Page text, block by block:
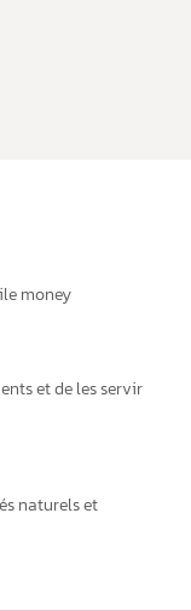
money
et de les servir
naturels et